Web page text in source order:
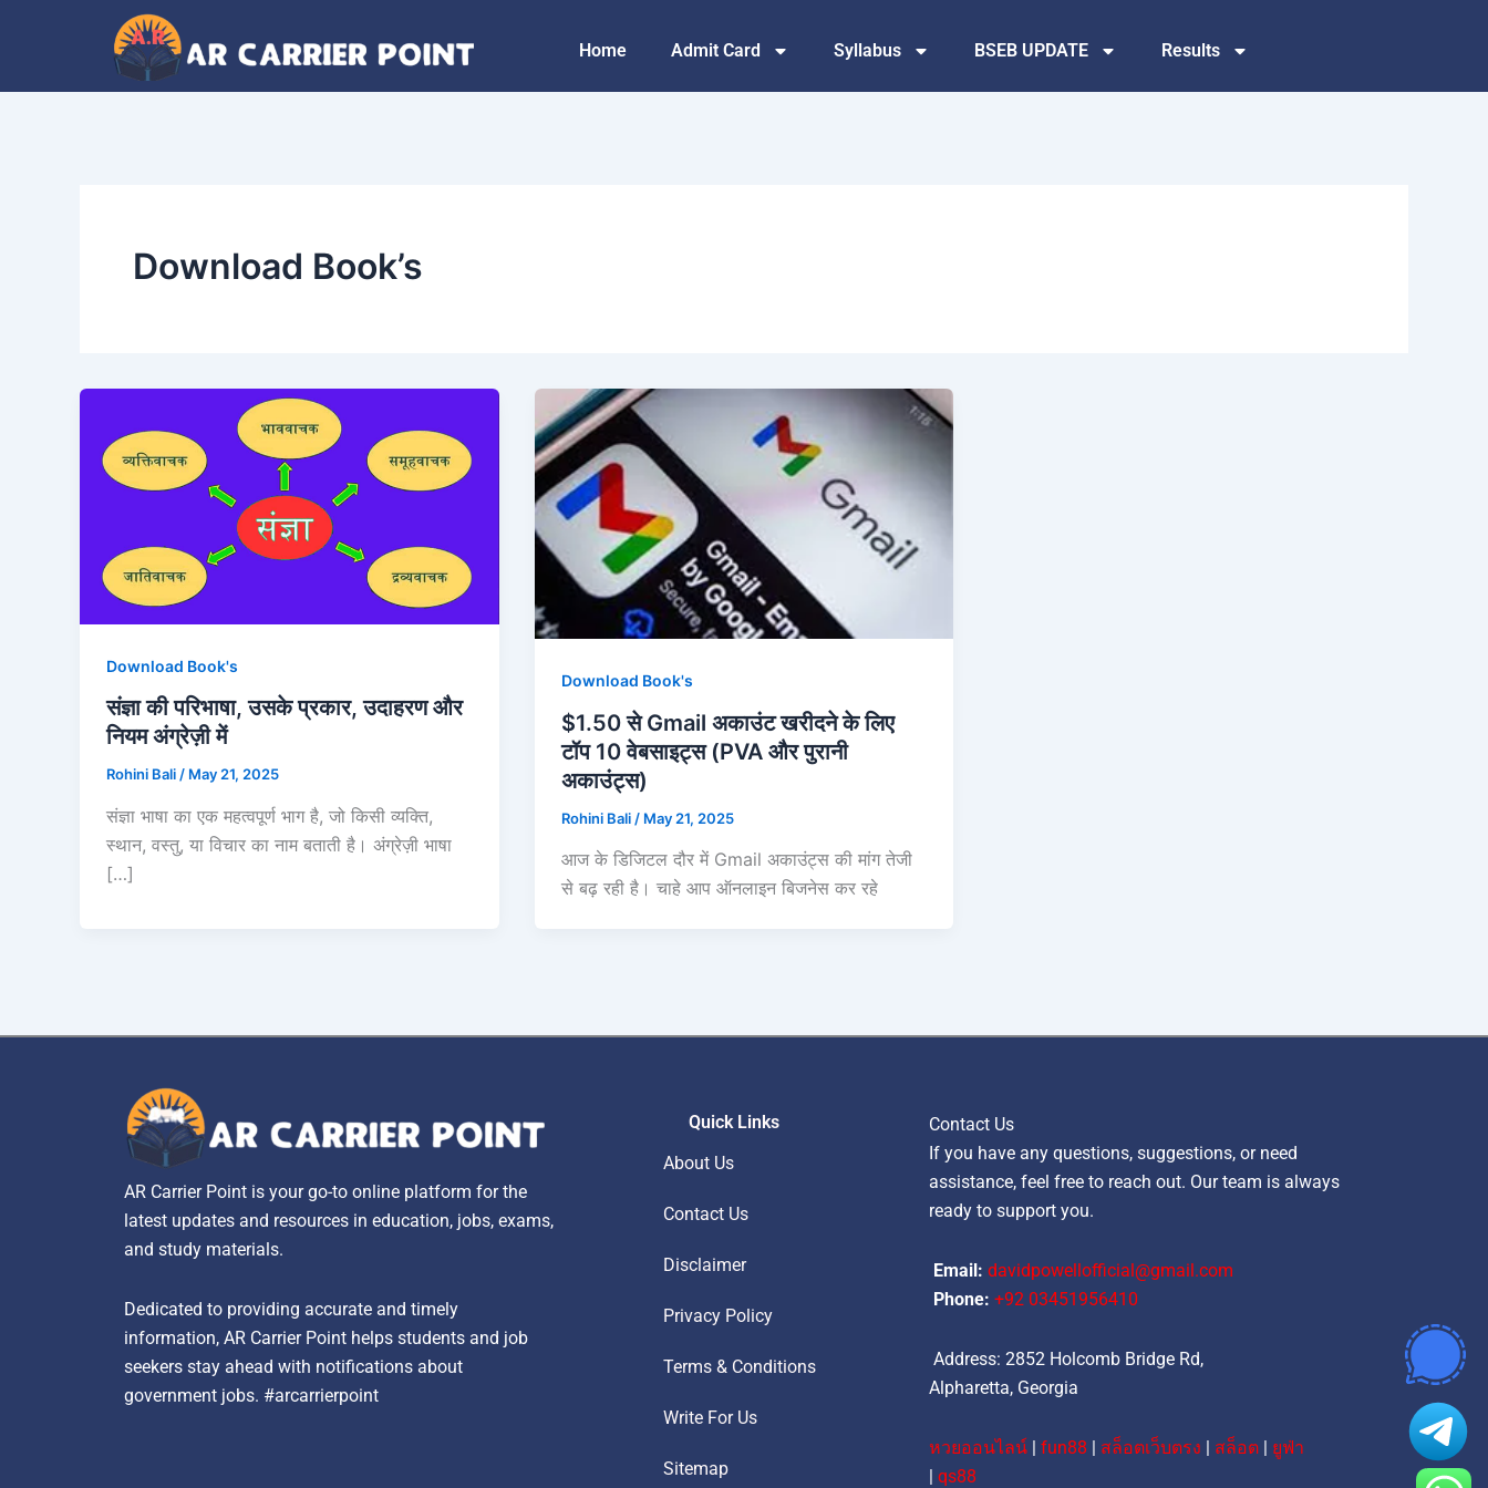
Home Admit Card Syllabus BSEB UPDATE Results
Download Book’s
Download Book's
संज्ञा की परिभाषा, उसके प्रकार, उदाहरण और
नियम अंग्रेज़ी में
Rohini Bali/ May 21, 2025
संज्ञा भाषा का एक महत्वपूर्ण भाग है, जो किसी व्यक्ति,
स्थान, वस्तु, या विचार का नाम बताती है। अंग्रेज़ी भाषा
[…]
Download Book's
$1.50 से Gmail अकाउंट खरीदने के लिए
टॉप 10 वेबसाइट्स (PVA और पुरानी
अकाउंट्स)
Rohini Bali / May 21, 2025
आज के डिजिटल दौर में Gmail अकाउंट्स की मांग तेजी
से बढ़ रही है। चाहे आप ऑनलाइन बिजनेस कर रहे
AR Carrier Point is your go-to online platform for the
latest updates and resources in education, jobs, exams,
and study materials.
Dedicated to providing accurate and timely
information, AR Carrier Point helps students and job
seekers stay ahead with notifications about
government jobs. #arcarrierpoint
Quick Links
About Us
Contact Us
Disclaimer
Privacy Policy
Terms & Conditions
Write For Us
Sitemap
Contact Us
If you have any questions, suggestions, or need
assistance, feel free to reach out. Our team is always
ready to support you.
Email: davidpowellofficial@gmail.com
Phone: ‪+92 03451956410‬
Address: 2852 Holcomb Bridge Rd,
Alpharetta, Georgia
หวยออนไลน์| fun88 สล็อตเว็บตรง สล็อต| ยูฟ่า
qs88